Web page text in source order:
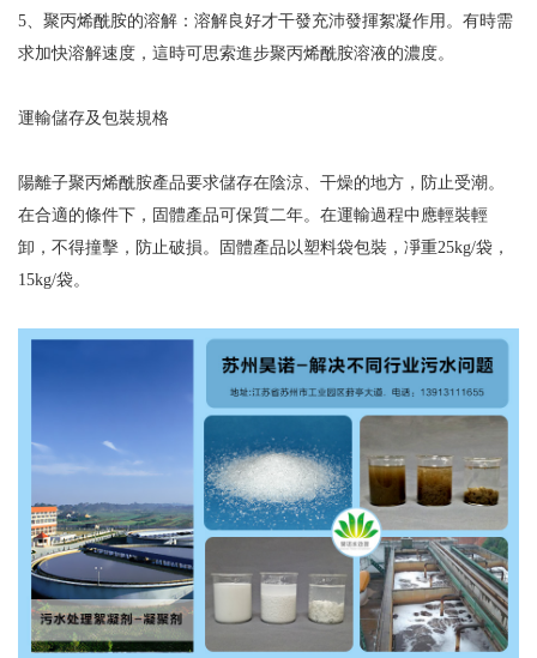
5、聚丙烯酰胺的溶解：溶解良好才干發充沛發揮絮凝作用。有時需
求加快溶解速度，這時可思索進步聚丙烯酰胺溶液的濃度。
運輸儲存及包裝規格
陽離子聚丙烯酰胺產品要求儲存在陰涼、干燥的地方，防止受潮。
在合適的條件下，固體產品可保質二年。在運輸過程中應輕裝輕
卸，不得撞擊，防止破損。固體產品以塑料袋包裝，凈重25kg/袋，
15kg/袋。